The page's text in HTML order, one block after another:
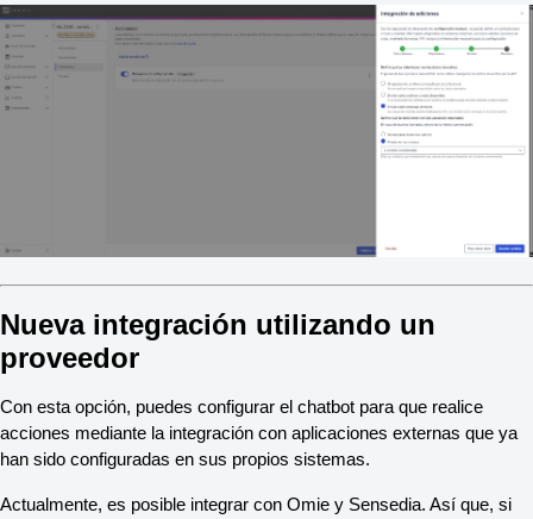
Nueva integración utilizando un
proveedor
Con esta opción, puedes configurar el chatbot para que realice
acciones mediante la integración con aplicaciones externas que ya
han sido configuradas en sus propios sistemas.
Actualmente, es posible integrar con Omie y Sensedia. Así que, si